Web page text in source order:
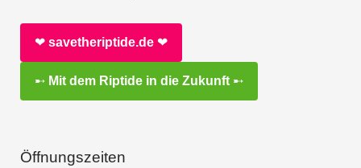
❤︎ savetheriptide.de ❤︎
➸ Mit dem Riptide in die Zukunft ➸
Öffnungszeiten